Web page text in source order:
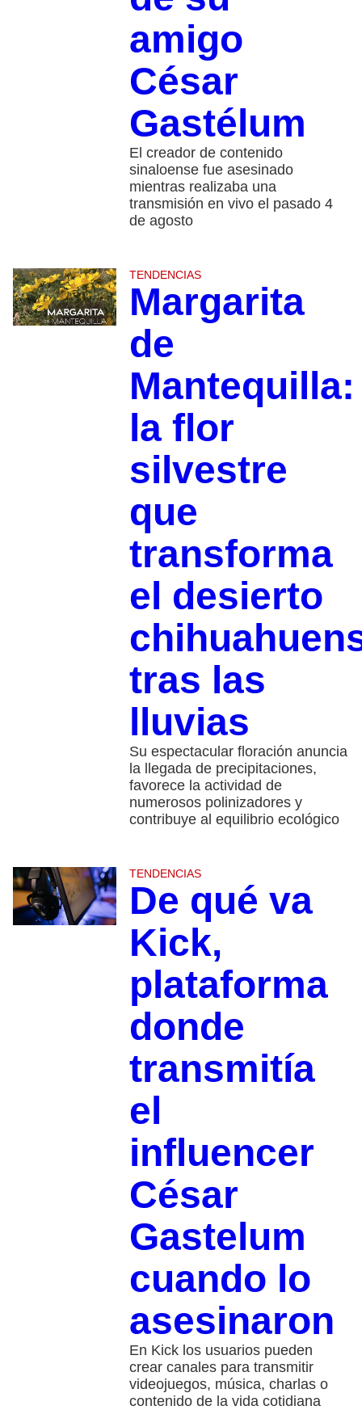
amigo
César
Gastélum
El creador de contenido
sinaloense fue asesinado
mientras realizaba una
transmisión en vivo el pasado 4
de agosto
TENDENCIAS
Margarita
de
Mantequilla:
la flor
silvestre
que
transforma
el desierto
tras las
lluvias
Su espectacular floración anuncia
la llegada de precipitaciones,
favorece la actividad de
numerosos polinizadores y
contribuye al equilibrio ecológico
TENDENCIAS
De qué va
Kick,
plataforma
donde
transmitía
el
influencer
César
Gastelum
cuando lo
asesinaron
En Kick los usuarios pueden
crear canales para transmitir
videojuegos, música, charlas o
contenido de la vida cotidiana